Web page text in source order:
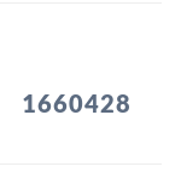
1660428